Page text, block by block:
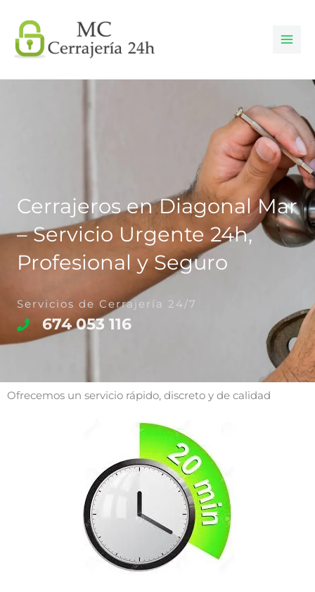
contenido
Cerrajeros en Diagonal Mar
– Servicio Urgente 24h,
Profesional y Seguro
Servicios de Cerrajería 24/7
674 053 116
Ofrecemos un servicio rápido, discreto y de calidad